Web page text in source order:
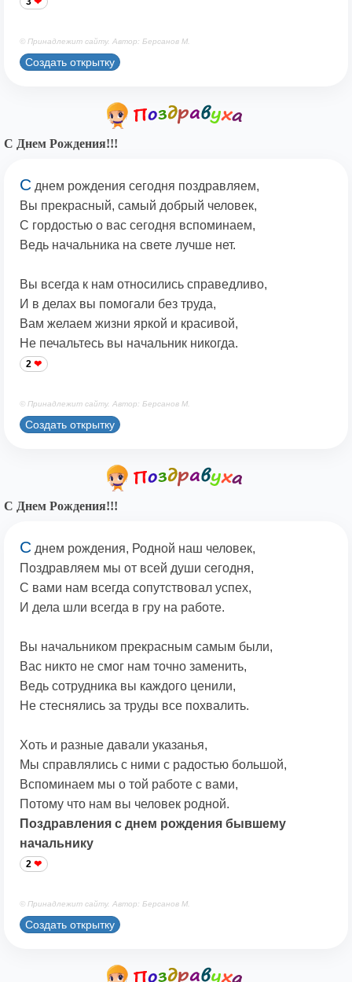
© Принадлежит сайту. Автор: Берсанов М.
Создать открытку
С Днем Рождения!!!
С днем рождения сегодня поздравляем,
Вы прекрасный, самый добрый человек,
С гордостью о вас сегодня вспоминаем,
Ведь начальника на свете лучше нет.
Вы всегда к нам относились справедливо,
И в делах вы помогали без труда,
Вам желаем жизни яркой и красивой,
Не печальтесь вы начальник никогда.
2
© Принадлежит сайту. Автор: Берсанов М.
Создать открытку
С Днем Рождения!!!
С днем рождения, Родной наш человек,
Поздравляем мы от всей души сегодня,
С вами нам всегда сопутствовал успех,
И дела шли всегда в гру на работе.
Вы начальником прекрасным самым были,
Вас никто не смог нам точно заменить,
Ведь сотрудника вы каждого ценили,
Не стеснялись за труды все похвалить.
Хоть и разные давали указанья,
Мы справлялись с ними с радостью большой,
Вспоминаем мы о той работе с вами,
Потому что нам вы человек родной.
Поздравления с днем рождения бывшему
начальнику
2
© Принадлежит сайту. Автор: Берсанов М.
Создать открытку